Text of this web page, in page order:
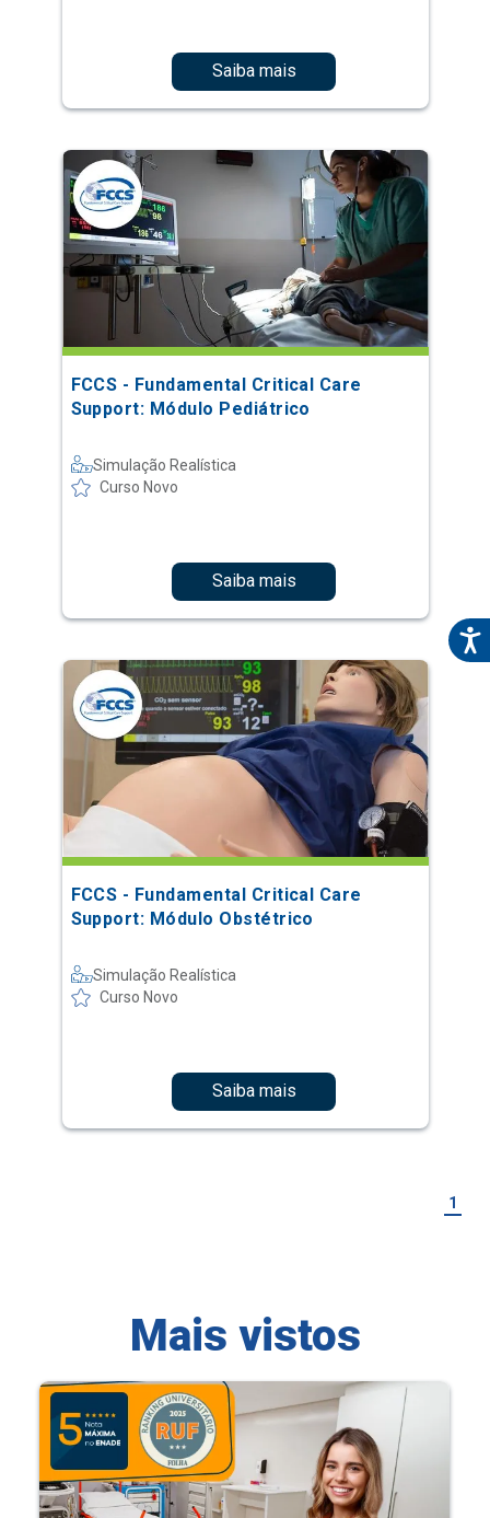
Saiba mais
FCCS - Fundamental Critical Care
Support: Módulo Pediátrico
Simulação Realística
Curso Novo
Saiba mais
FCCS - Fundamental Critical Care
Support: Módulo Obstétrico
Simulação Realística
Curso Novo
Saiba mais
1
Mais vistos